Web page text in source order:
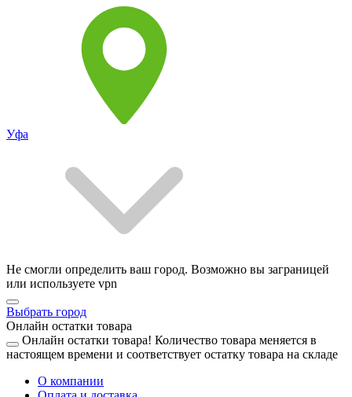
Уфа
Не смогли определить ваш город. Возможно вы заграницей
или используете vpn
Выбрать город
Онлайн остатки товара
Онлайн остатки товара! Количество товара меняется в
настоящем времени и соответствует остатку товара на складе
О компании